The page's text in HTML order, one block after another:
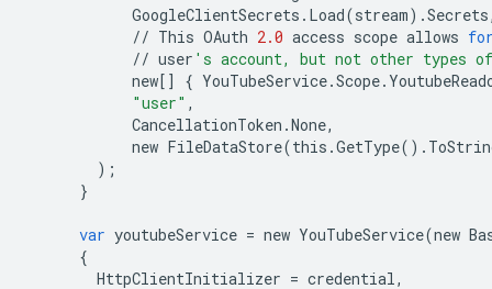
GoogleClientSecrets . Load(stream) .Secrets
// This OAuth 2.0 access scope allows
// user 's account, but not other types of
new[] { YouTubeService.Scope.
"user" ,
CancellationToken .None,
new FileDataStore(this .GetType() .
);
}
var youtubeService = new YouTubeService(new
{
HttpClientInitializer = credential,